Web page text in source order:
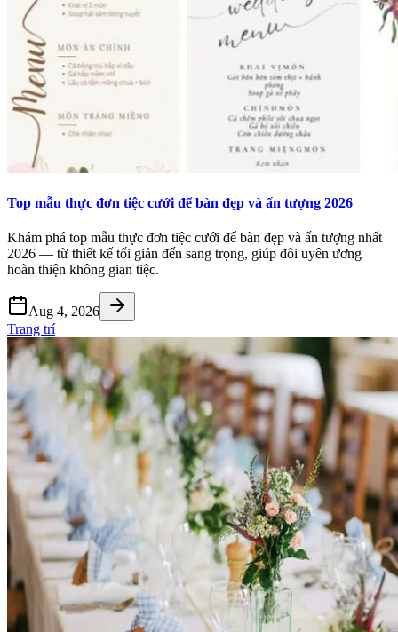
Top mẫu thực đơn tiệc cưới để bàn đẹp và ấn tượng 2026
Khám phá top mẫu thực đơn tiệc cưới để bàn đẹp và ấn tượng nhất
2026 — từ thiết kế tối giản đến sang trọng, giúp đôi uyên ương
hoàn thiện không gian tiệc.
Aug 4, 2026
Trang trí